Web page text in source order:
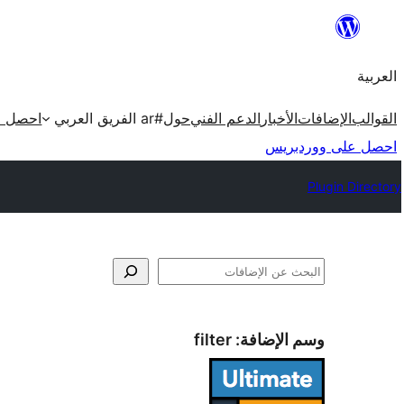
المحتوى
العربية
القوالبالإضافاتالأخبار الدعم الفنيحول#ar الفريق العربي
احصل
احصل على ووردبريس
Plugin Directory
البحث
وسم الإضافة: filter